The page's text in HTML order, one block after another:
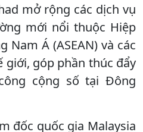
mở rộng các dịch vụ
mới nổi thuộc Hiệp
Nam Á (ASEAN) và các
giới, góp phần thúc đẩy
cộng số tại Đông
đốc quốc gia Malaysia